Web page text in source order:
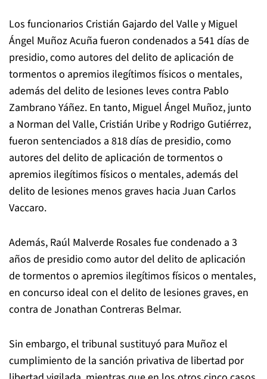
Los funcionarios Cristián Gajardo del Valle y Miguel
Ángel Muñoz Acuña fueron condenados a 541 días de
presidio, como autores del delito de aplicación de
tormentos o apremios ilegítimos físicos o mentales,
además del delito de lesiones leves contra Pablo
Zambrano Yáñez. En tanto, Miguel Ángel Muñoz, junto
a Norman del Valle, Cristián Uribe y Rodrigo Gutiérrez,
fueron sentenciados a 818 días de presidio, como
autores del delito de aplicación de tormentos o
apremios ilegítimos físicos o mentales, además del
delito de lesiones menos graves hacia Juan Carlos
Vaccaro.
Además, Raúl Malverde Rosales fue condenado a 3
años de presidio como autor del delito de aplicación
de tormentos o apremios ilegítimos físicos o mentales,
en concurso ideal con el delito de lesiones graves, en
contra de Jonathan Contreras Belmar.
Sin embargo, el tribunal sustituyó para Muñoz el
cumplimiento de la sanción privativa de libertad por